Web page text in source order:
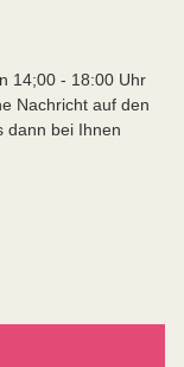
14;00 - 18:00 Uhr
Nachricht auf den
dann bei Ihnen